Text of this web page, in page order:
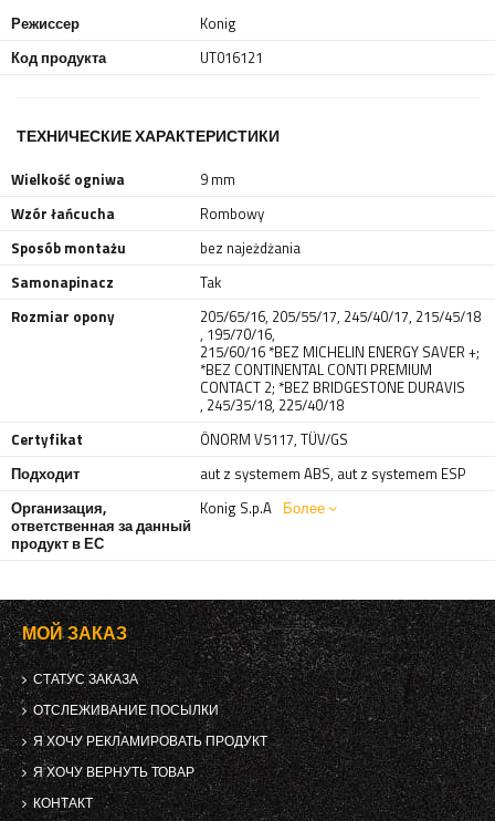
Режиссер
Konig
Код продукта
UT016121
ТЕХНИЧЕСКИЕ ХАРАКТЕРИСТИКИ
Wielkość ogniwa
9 mm
Wzór łańcucha
Rombowy
Sposób montażu
bez najeżdżania
Samonapinacz
Tak
Rozmiar opony
205/65/16, 205/55/17, 245/40/17, 215/45/18
, 195/70/16,
215/60/16 *BEZ MICHELIN ENERGY SAVER +;
*BEZ CONTINENTAL CONTI PREMIUM
CONTACT 2; *BEZ BRIDGESTONE DURAVIS
, 245/35/18, 225/40/18
Certyfikat
ÖNORM V5117,TÜV/GS
Подходит
aut z systemem ABS, aut z systemem ESP
Организация,
ответственная за данный
продукт в ЕС
Konig S.p.A Более
МОЙ ЗАКАЗ
СТАТУС ЗАКАЗА
ОТСЛЕЖИВАНИЕ ПОСЫЛКИ
Я ХОЧУ РЕКЛАМИРОВАТЬ ПРОДУКТ
Я ХОЧУ ВЕРНУТЬ ТОВАР
КОНТАКТ